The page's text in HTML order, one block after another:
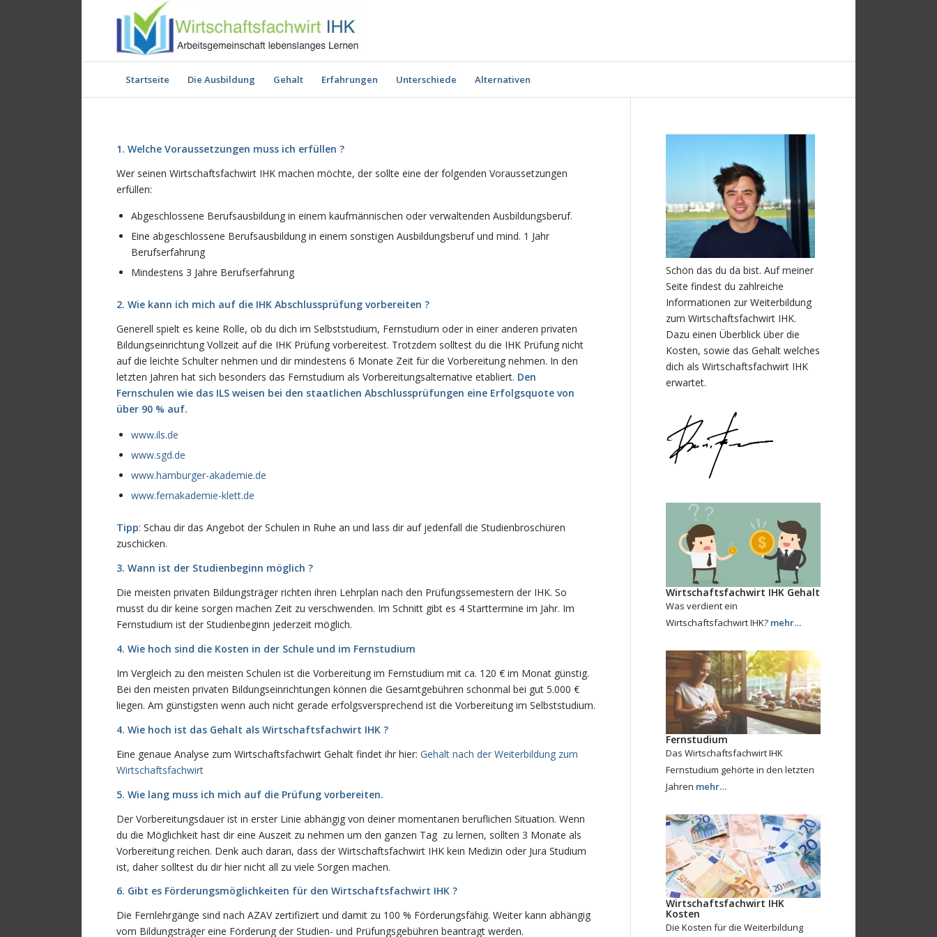
Startseite Die Ausbildung Gehalt Erfahrungen Unterschiede Alternativen
1. Welche Voraussetzungen muss ich erfüllen ?
Wer seinen Wirtschaftsfachwirt IHK machen möchte, der sollte eine der folgenden Voraussetzungen
erfüllen:
Abgeschlossene Berufsausbildung in einem kaufmännischen oder verwaltenden Ausbildungsberuf.
Eine abgeschlossene Berufsausbildung in einem sonstigen Ausbildungsberuf und mind. 1 Jahr
Berufserfahrung
Mindestens 3 Jahre Berufserfahrung
2. Wie kann ich mich auf die IHK Abschlussprüfung vorbereiten ?
Generell spielt es keine Rolle, ob du dich im Selbststudium, Fernstudium oder in einer anderen privaten
Bildungseinrichtung Vollzeit auf die IHK Prüfung vorbereitest. Trotzdem solltest du die IHK Prüfung nicht
auf die leichte Schulter nehmen und dir mindestens 6 Monate Zeit für die Vorbereitung nehmen. In den
letzten Jahren hat sich besonders das Fernstudium als Vorbereitungsalternative etabliert. Den
Fernschulen wie das ILS weisen bei den staatlichen Abschlussprüfungen eine Erfolgsquote von
über 90 % auf.
www.ils.de
www.sgd.de
www.hamburger-akademie.de
www.fernakademie-klett.de
Tipp: Schau dir das Angebot der Schulen in Ruhe an und lass dir auf jedenfall die Studienbroschüren
zuschicken.
3. Wann ist der Studienbeginn möglich ?
Die meisten privaten Bildungsträger richten ihren Lehrplan nach den Prüfungssemestern der IHK. So
musst du dir keine sorgen machen Zeit zu verschwenden. Im Schnitt gibt es 4 Starttermine im Jahr. Im
Fernstudium ist der Studienbeginn jederzeit möglich.
4. Wie hoch sind die Kosten in der Schule und im Fernstudium
Im Vergleich zu den meisten Schulen ist die Vorbereitung im Fernstudium mit ca. 120 € im Monat günstig.
Bei den meisten privaten Bildungseinrichtungen können die Gesamtgebühren schonmal bei gut 5.000 €
liegen. Am günstigsten wenn auch nicht gerade erfolgsversprechend ist die Vorbereitung im Selbststudium.
4. Wie hoch ist das Gehalt als Wirtschaftsfachwirt IHK ?
Eine genaue Analyse zum Wirtschaftsfachwirt Gehalt findet ihr hier: Gehalt nach der Weiterbildung zum
Wirtschaftsfachwirt
5. Wie lang muss ich mich auf die Prüfung vorbereiten.
Der Vorbereitungsdauer ist in erster Linie abhängig von deiner momentanen beruflichen Situation. Wenn
du die Möglichkeit hast dir eine Auszeit zu nehmen um den ganzen Tag zu lernen, sollten 3 Monate als
Vorbereitung reichen. Denk auch daran, dass der Wirtschaftsfachwirt IHK kein Medizin oder Jura Studium
ist, daher solltest du dir hier nicht all zu viele Sorgen machen.
6. Gibt es Förderungsmöglichkeiten für den Wirtschaftsfachwirt IHK ?
Die Fernlehrgänge sind nach AZAV zertifiziert und damit zu 100 % Förderungsfähig. Weiter kann abhängig
vom Bildungsträger eine Förderung der Studien- und Prüfungsgebühren beantragt werden.
Schön das du da bist. Auf meiner
Seite findest du zahlreiche
Informationen zur Weiterbildung
zum Wirtschaftsfachwirt IHK.
Dazu einen Überblick über die
Kosten, sowie das Gehalt welches
dich als Wirtschaftsfachwirt IHK
erwartet.
Wirtschaftsfachwirt IHK Gehalt
Was verdient ein
Wirtschaftsfachwirt IHK? mehr…
Fernstudium
Das Wirtschaftsfachwirt IHK
Fernstudium gehörte in den letzten
Jahren mehr…
Wirtschaftsfachwirt IHK
Kosten
Die Kosten für die Weiterbildung